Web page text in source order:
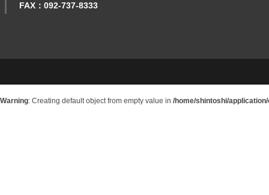
FAX：092-737-8333
Warning: Creating default object from empty value in /home/shintoshi/